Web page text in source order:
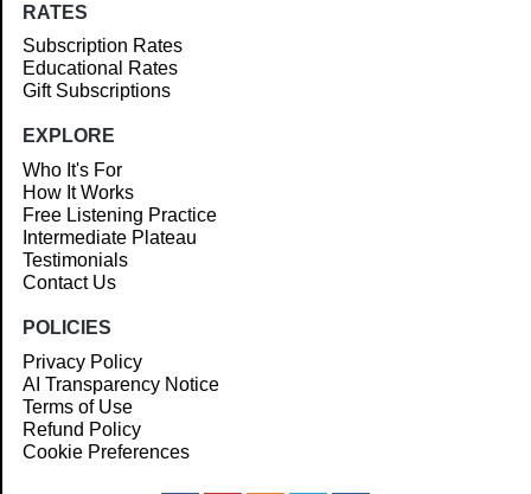
RATES
Subscription Rates
Educational Rates
Gift Subscriptions
EXPLORE
Who It's For
How It Works
Free Listening Practice
Intermediate Plateau
Testimonials
Contact Us
POLICIES
Privacy Policy
AI Transparency Notice
Terms of Use
Refund Policy
Cookie Preferences